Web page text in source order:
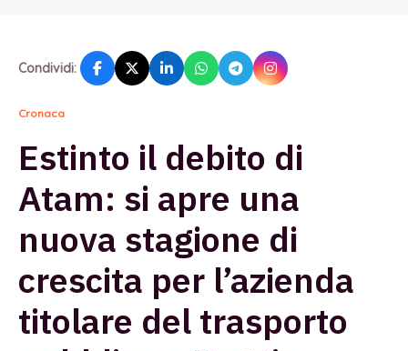
Condividi:
Cronaca
Estinto il debito di
Atam: si apre una
nuova stagione di
crescita per l’azienda
titolare del trasporto